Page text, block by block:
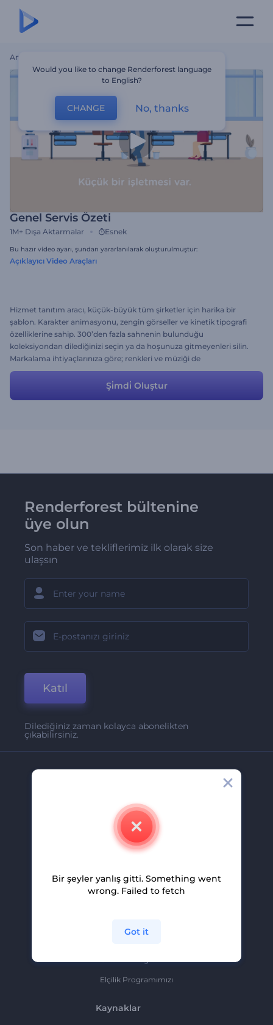
Ana Sayfa
Genel Servis Özeti
1M+ Dışa Aktarmalar Esnek
Bu hazır video ayarı, şundan yararlanılarak oluşturulmuştur:
Açıklayıcı Video Araçları
Hizmet tanıtım aracı, küçük-büyük tüm şirketler için harika bir
şablon. Karakter animasyonu, zengin görseller ve kinetik tipografi
özelliklerine sahip. 300’den fazla sahnenin bulunduğu
koleksiyondan dilediğinizi seçin ya da hoşunuza gitmeyenleri silin.
Markalama ihtiyaçlarınıza göre; renkleri ve müziği de
değiştirebilirsiniz.
Şi̇mdi̇ Oluştur
Renderforest bültenine
üye olun
Son haber ve tekliflerimiz ilk olarak size
ulaşsın
Katıl
Dilediğiniz zaman kolayca abonelikten
çıkabilirsiniz.
İletişim
Kariyer
Ortaklık Programı
Elçilik Programımızı
Kaynaklar
Would you like to change Renderforest language
to English?
CHANGE No, thanks
Bir şeyler yanlış gitti. Something went
wrong. Failed to fetch
Got it